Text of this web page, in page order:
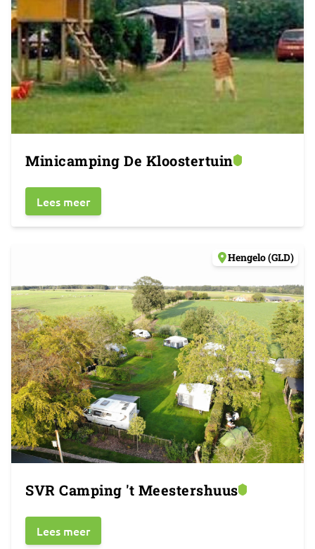
Minicamping De Kloostertuin
Lees meer
Hengelo (GLD)
SVR Camping 't Meestershuus
Lees meer